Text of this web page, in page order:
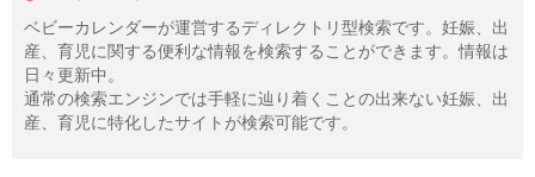
ベビーカレンダーが運営するディレクトリ型検索です。妊娠、出
産、育児に関する便利な情報を検索することができます。情報は
日々更新中。
通常の検索エンジンでは手軽に辿り着くことの出来ない妊娠、出
産、育児に特化したサイトが検索可能です。